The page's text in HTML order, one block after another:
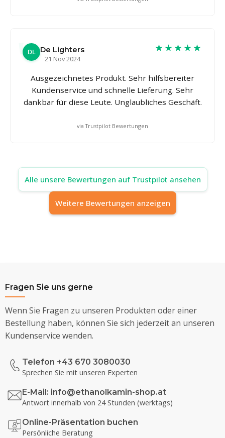
DL De Lighters
21 Nov 2024
★★★★★
Ausgezeichnetes Produkt. Sehr hilfsbereiter
Kundenservice und schnelle Lieferung. Sehr
dankbar für diese Leute. Unglaubliches Geschäft.
via Trustpilot Bewertungen
Alle unsere Bewertungen auf Trustpilot ansehen
Weitere Bewertungen anzeigen
Fragen Sie uns gerne
Wenn Sie Fragen zu unseren Produkten oder einer
Bestellung haben, können Sie sich jederzeit an unseren
Kundenservice wenden.
Telefon +43 670 3080030
Sprechen Sie mit unseren Experten
E-Mail: info@ethanolkamin-shop.at
Antwort innerhalb von 24 Stunden (werktags)
Online-Präsentation buchen
Persönliche Beratung